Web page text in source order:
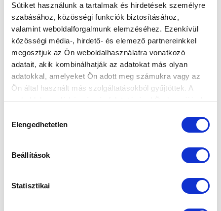
Sütiket használunk a tartalmak és hirdetések személyre
szabásához, közösségi funkciók biztosításához,
valamint weboldalforgalmunk elemzéséhez. Ezenkívül
közösségi média-, hirdető- és elemező partnereinkkel
megosztjuk az Ön weboldalhasználatra vonatkozó
adatait, akik kombinálhatják az adatokat más olyan
adatokkal, amelyeket Ön adott meg számukra vagy az
Ön által használt más szolgáltatásokból gyűjtöttek. A
weboldalon való böngészés folytatásával Ön hozzájárul a
kiválasztása
Elengedhetetlen
Beállítások
Statisztikai